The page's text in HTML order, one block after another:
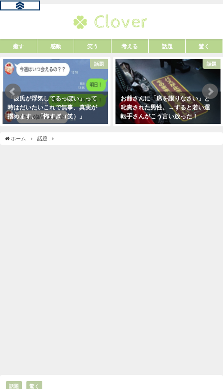
癒す 感動 笑う 考える 話題 驚く
話題
「彼氏が浮気してるっぽい」って
時はだいたいこれで無事、真実が
掴めます。「怖すぎ（笑）」
話題
お爺さんに「席を譲りなさい」と
叱責された男性。→すると若い運
転手さんがこう言い放った！
ホーム 話題
話題 驚く